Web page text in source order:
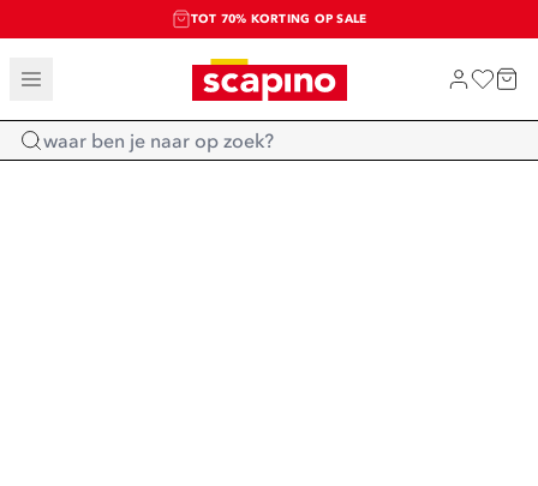
TOT 70% KORTING OP SALE
SALE: LAATSTE KANS!
SHOP NIEUW
Home